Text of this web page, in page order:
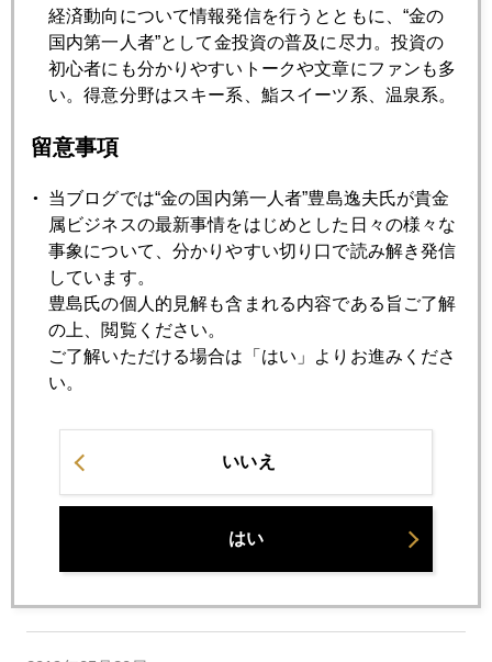
2019年05月28日
関税引き上げ合戦からハイテク覇権争いへ
2019年05月27日
大統領来日、問われる日本株
2019年05月24日
Ｇ２０まで待てない市場
2019年05月23日
貿易摩擦雑感
2019年05月22日
最近の金価格動向
経済動向について情報発信を行うとともに、“金の
国内第一人者”として金投資の普及に尽力。投資の
初心者にも分かりやすいトークや文章にファンも多
い。得意分野はスキー系、鮨スイーツ系、温泉系。
留意事項
当ブログでは“金の国内第一人者”豊島逸夫氏が貴金
属ビジネスの最新事情をはじめとした日々の様々な
事象について、分かりやすい切り口で読み解き発信
しています。
豊島氏の個人的見解も含まれる内容である旨ご了解
の上、閲覧ください。
ご了解いただける場合は「はい」よりお進みくださ
い。
いいえ
はい